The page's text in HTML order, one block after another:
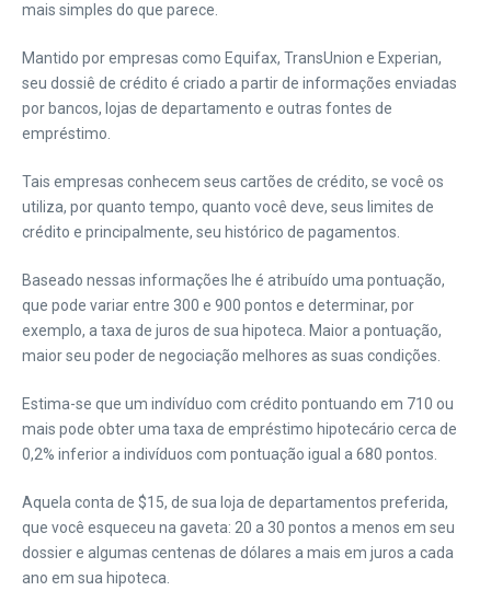
mais simples do que parece.
Mantido por empresas como Equifax, TransUnion e Experian,
seu dossiê de crédito é criado a partir de informações enviadas
por bancos, lojas de departamento e outras fontes de
empréstimo.
Tais empresas conhecem seus cartões de crédito, se você os
utiliza, por quanto tempo, quanto você deve, seus limites de
crédito e principalmente, seu histórico de pagamentos.
Baseado nessas informações lhe é atribuído uma pontuação,
que pode variar entre 300 e 900 pontos e determinar, por
exemplo, a taxa de juros de sua hipoteca. Maior a pontuação,
maior seu poder de negociação melhores as suas condições.
Estima-se que um indivíduo com crédito pontuando em 710 ou
mais pode obter uma taxa de empréstimo hipotecário cerca de
0,2% inferior a indivíduos com pontuação igual a 680 pontos.
Aquela conta de $15, de sua loja de departamentos preferida,
que você esqueceu na gaveta: 20 a 30 pontos a menos em seu
dossier e algumas centenas de dólares a mais em juros a cada
ano em sua hipoteca.